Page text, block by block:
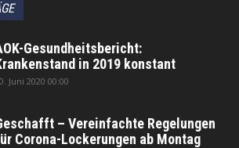
Gesundheitsbericht:
in 2019 konstant
Juni 2020 00:00
– Vereinfachte Regelungen
Corona-Lockerungen ab Montag